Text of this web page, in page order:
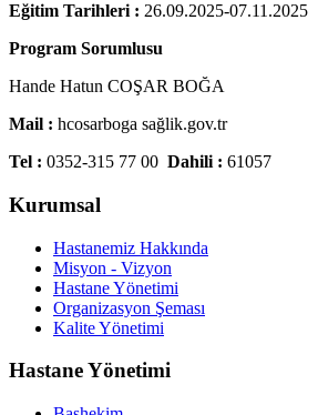
Eğitim Tarihleri : 26.09.2025-07.11.2025
Program Sorumlusu
Hande Hatun COŞAR BOĞA
Mail : hcosarboga sağlik.gov.tr
Tel : 0352-315 77 00 Dahili : 61057
Kurumsal
Hastanemiz Hakkında
Misyon - Vizyon
Hastane Yönetimi
Organizasyon Şeması
Kalite Yönetimi
Hastane Yönetimi